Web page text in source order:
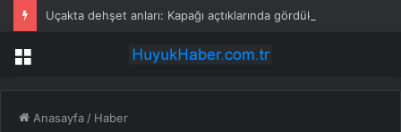
Menü
Anasayfa / Haber